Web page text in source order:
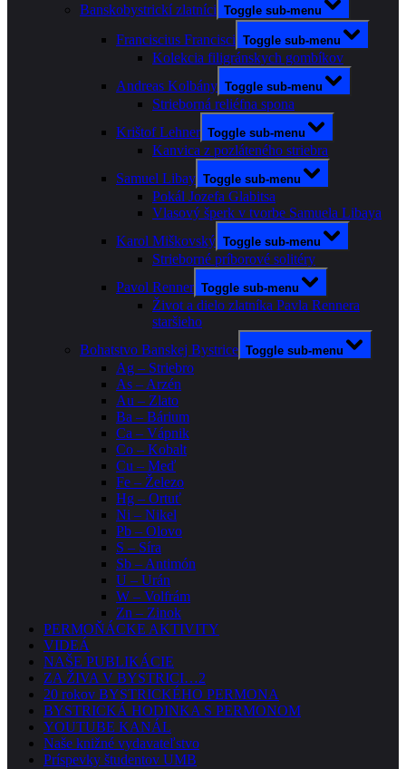
Banskobystrickí zlatníci Toggle sub-menu
Franciscius Francisci Toggle sub-menu
Kolekcia filigránskych gombíkov
Andreas Kolbány Toggle sub-menu
Strieborná reliéfna spona
Krištof Lehner Toggle sub-menu
Kanvica z pozláteného striebra
Samuel Libay Toggle sub-menu
Pokál Jozefa Glabitsa
Vlasový šperk v tvorbe Samuela Libaya
Karol Miškovský Toggle sub-menu
Strieborné príborové solitéry
Pavol Renner Toggle sub-menu
Život a dielo zlatníka Pavla Rennera
staršieho
Bohatstvo Banskej Bystrice Toggle sub-menu
Ag – Striebro
As – Arzén
Au – Zlato
Ba – Bárium
Ca – Vápnik
Co – Kobalt
Cu – Meď
Fe – Železo
Hg – Ortuť
Ni – Nikel
Pb – Olovo
S – Síra
Sb – Antimón
U – Urán
W – Volfrám
Zn – Zinok
PERMOŇÁCKE AKTIVITY
VIDEÁ
NAŠE PUBLIKÁCIE
ZA ŽIVA V BYSTRICI…2
20 rokov BYSTRICKÉHO PERMONA
BYSTRICKÁ HODINKA S PERMONOM
YOUTUBE KANÁL
Naše knižné vydavateľstvo
Príspevky študentov UMB